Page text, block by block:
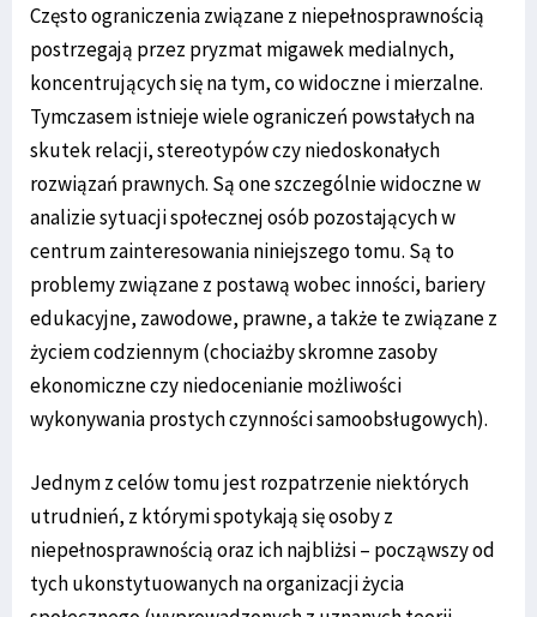
Często ograniczenia związane z niepełnosprawnością
postrzegają przez pryzmat migawek medialnych,
koncentrujących się na tym, co widoczne i mierzalne.
Tymczasem istnieje wiele ograniczeń powstałych na
skutek relacji, stereotypów czy niedoskonałych
rozwiązań prawnych. Są one szczególnie widoczne w
analizie sytuacji społecznej osób pozostających w
centrum zainteresowania niniejszego tomu. Są to
problemy związane z postawą wobec inności, bariery
edukacyjne, zawodowe, prawne, a także te związane z
życiem codziennym (chociażby skromne zasoby
ekonomiczne czy niedocenianie możliwości
wykonywania prostych czynności samoobsługowych).
Jednym z celów tomu jest rozpatrzenie niektórych
utrudnień, z którymi spotykają się osoby z
niepełnosprawnością oraz ich najbliżsi – począwszy od
tych ukonstytuowanych na organizacji życia